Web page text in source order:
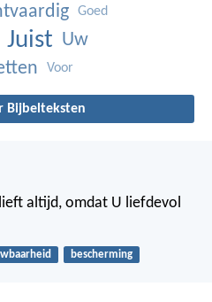
Goed
Juist Uw
Voor
Bijbelteksten
altijd, omdat U liefdevol
bescherming